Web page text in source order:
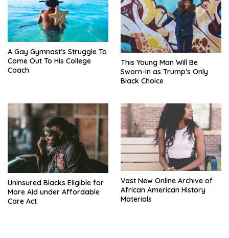
A Gay Gymnast’s Struggle To
Come Out To His College
Coach
This Young Man Will Be
Sworn-In as Trump’s Only
Black Choice
Uninsured Blacks Eligible for
More Aid under Affordable
Care Act
Vast New Online Archive of
African American History
Materials